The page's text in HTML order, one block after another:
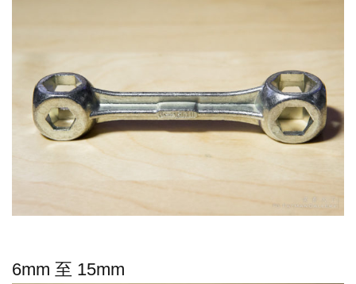
6mm 至 15mm